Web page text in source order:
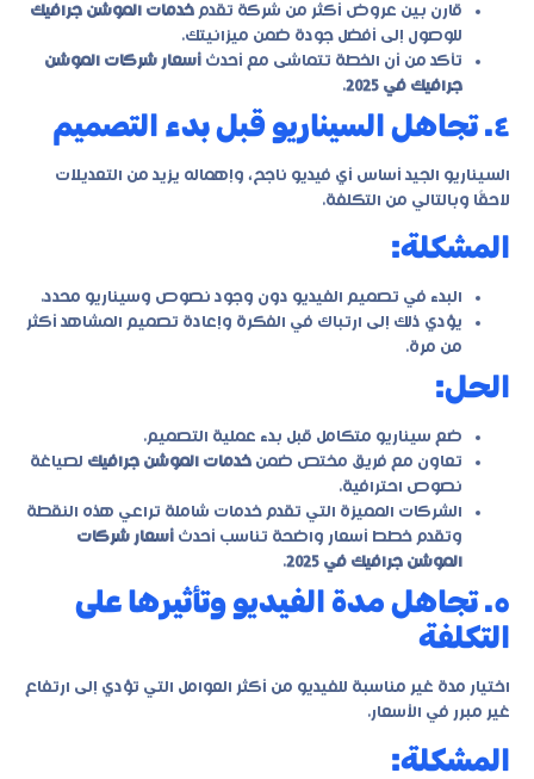
قارن بين عروض أكثر من شركة تقدم خدمات الموشن جرافيك
للوصول إلى أفضل جودة ضمن ميزانيتك.
تأكد من أن الخطة تتماشى مع أحدث أسعار شركات الموشن
جرافيك في 2025
.
٤. تجاهل السيناريو قبل بدء التصميم
السيناريو الجيد أساس أي فيديو ناجح، وإهماله يزيد من التعديلات
لاحقًا وبالتالي من التكلفة.
المشكلة:
البدء في تصميم الفيديو دون وجود نصوص وسيناريو محدد.
يؤدي ذلك إلى ارتباك في الفكرة وإعادة تصميم المشاهد أكثر
من مرة.
الحل:
ضع سيناريو متكامل قبل بدء عملية التصميم.
تعاون مع فريق مختص ضمن خدمات الموشن جرافيك لصياغة
نصوص احترافية.
الشركات المميزة التي تقدم خدمات شاملة تراعي هذه النقطة
وتقدم خطط أسعار واضحة تناسب أحدث أسعار شركات
الموشن جرافيك في 2025
.
٥. تجاهل مدة الفيديو وتأثيرها على
التكلفة
اختيار مدة غير مناسبة للفيديو من أكثر العوامل التي تؤدي إلى ارتفاع
غير مبرر في الأسعار.
المشكلة: